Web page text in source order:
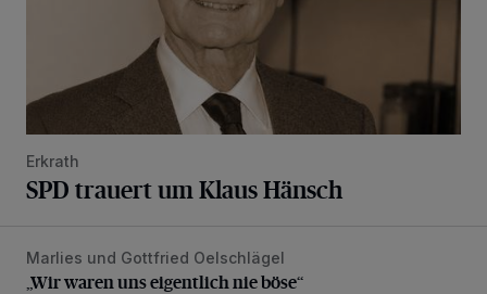
Erkrath
SPD trauert um Klaus Hänsch
„Wir waren uns eigentlich nie böse“
Marlies und Gottfried Oelschlägel
„Wir waren uns eigentlich nie böse“